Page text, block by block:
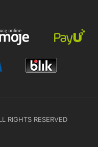
RIGHTS RESERVED